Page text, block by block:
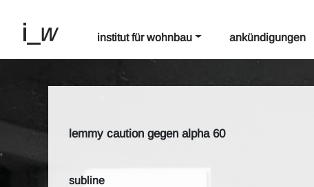
institut für wohnbau ankündigungen
lemmy caution gegen alpha 60
subline